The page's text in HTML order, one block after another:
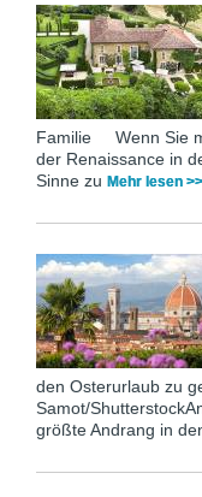
Familie Wenn Sie
der Renaissance in
Sinne zu Mehr lesen >>
den Osterurlaub zu
Samot/
größte Andrang in